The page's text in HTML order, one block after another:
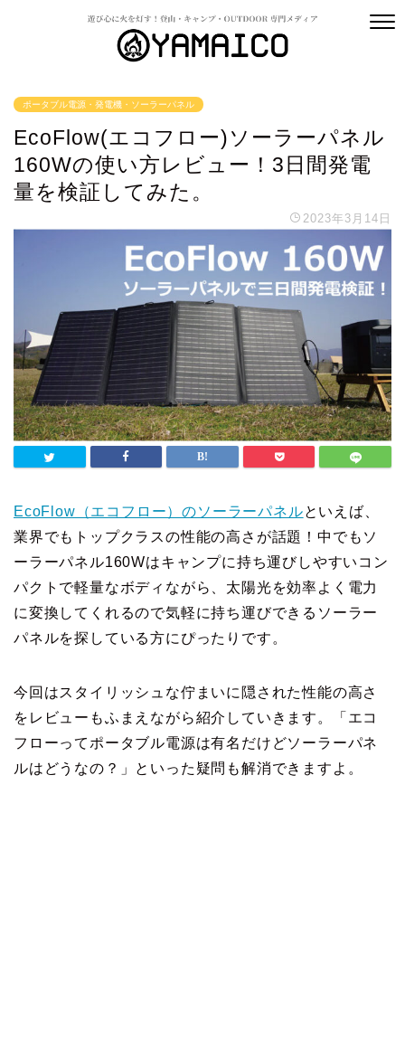
ポータブル電源・発電機・ソーラーパネル
EcoFlow(エコフロー)ソーラーパネル
160Wの使い方レビュー！3日間発電
量を検証してみた。
2023年3月14日
EcoFlow（エコフロー）のソーラーパネルといえば、
業界でもトップクラスの性能の高さが話題！中でもソ
ーラーパネル160Wはキャンプに持ち運びしやすいコン
パクトで軽量なボディながら、太陽光を効率よく電力
に変換してくれるので気軽に持ち運びできるソーラー
パネルを探している方にぴったりです。
今回はスタイリッシュな佇まいに隠された性能の高さ
をレビューもふまえながら紹介していきます。「エコ
フローってポータブル電源は有名だけどソーラーパネ
ルはどうなの？」といった疑問も解消できますよ。